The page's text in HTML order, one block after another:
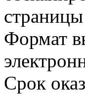
Формат
Срок